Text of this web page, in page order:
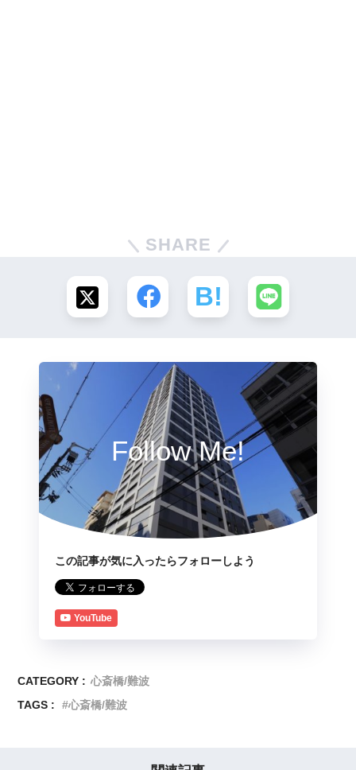
SHARE
Follow Me!
この記事が気に入ったらフォローしよう
YouTube
CATEGORY : 心斎橋/難波
TAGS :
心斎橋/難波